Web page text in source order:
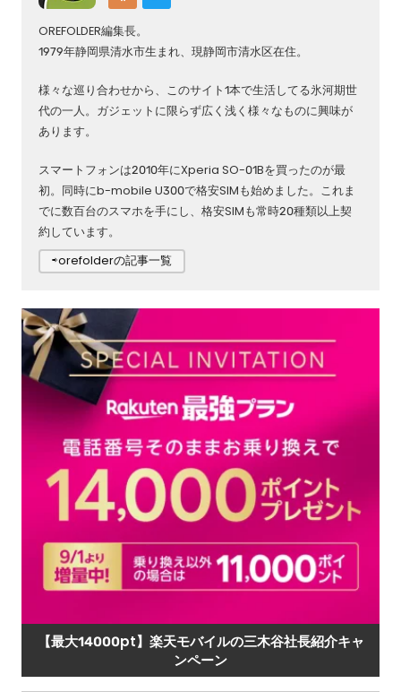
OREFOLDER編集長。
1979年静岡県清水市生まれ、現静岡市清水区在住。
様々な巡り合わせから、このサイト1本で生活してる氷河期世
代の一人。ガジェットに限らず広く浅く様々なものに興味が
あります。
スマートフォンは2010年にXperia SO-01Bを買ったのが最
初。同時にb-mobile U300で格安SIMも始めました。これま
でに数百台のスマホを手にし、格安SIMも常時20種類以上契
約しています。
⇨orefolderの記事一覧
【最大14000pt】楽天モバイルの三木谷社長紹介キャ
ンペーン